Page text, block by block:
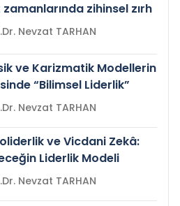
zamanlarında zihinsel zırh
Prof.Dr. Nevzat TARHAN
ve Karizmatik Modellerin
“Bilimsel Liderlik”
Prof.Dr. Nevzat TARHAN
ve Vicdani Zekâ:
Liderlik Modeli
Prof.Dr. Nevzat TARHAN